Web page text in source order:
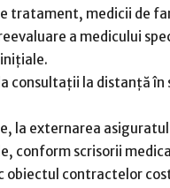
tratament, medicii de
a medicului
consultații la distanță
la externarea
conform scrisorii
obiectul contractelor